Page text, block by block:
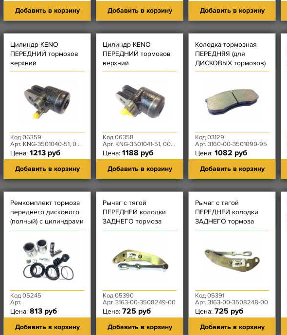
Добавить в корзину Добавить в корзину Добавить в корзину
Цилиндр KENO
ПЕРЕДНИЙ тормозов
верхний
САМОРАЗВОДЯЩИЙСЯ
Код 06359
Арт. KNG-3501040-51, 0024-10-3501040-400
Цена: 1213 руб
Добавить в корзину
Цилиндр KENO
ПЕРЕДНИЙ тормозов
верхний
САМОРАЗВОДЯЩИЙСЯ
Код 06358
Арт. KNG-3501041-51, 0024-10-3501041-400
Цена: 1188 руб
Добавить в корзину
Колодка тормозная
ПЕРЕДНЯЯ (для
ДИСКОВЫХ тормозов)
Маркон
Код 03129
Арт. 3160-00-3501090-95
Цена: 1082 руб
Добавить в корзину
Ремкомплект тормоза
переднего дискового
(полный) с цилиндрами
Код 05245
Арт.
Цена: 813 руб
Добавить в корзину
Рычаг с тягой
ПЕРЕДНЕЙ колодки
ЗАДНЕГО тормоза
Patriot н.о. ЛЕВОЙ
Код 05390
Арт. 3163-00-3508249-00
Цена: 725 руб
Добавить в корзину
Рычаг с тягой
ПЕРЕДНЕЙ колодки
ЗАДНЕГО тормоза
Patriot н.о. ПРАВОЙ
Код 05391
Арт. 3163-00-3508248-00
Цена: 725 руб
Добавить в корзину